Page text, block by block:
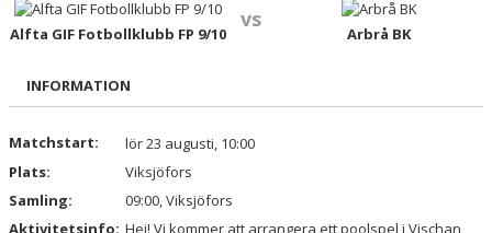
BILDGALLERI
DOKUMENT
Alfta GIF Fotbollklubb FP 9/10
vs
Arbrå BK
INFORMATION
Matchstart:
lör 23 augusti, 10:00
Plats:
Viksjöfors
Samling:
09:00, Viksjöfors
Aktivitetsinfo: Hej! Vi kommer att arrangera ett poolspel i Vischan